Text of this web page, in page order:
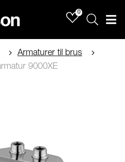
0
Sök
Armaturer til brus
9000XE